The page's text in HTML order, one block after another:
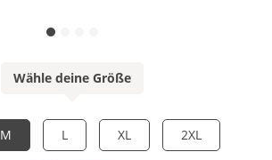
Wähle deine Größe
M L XL 2XL